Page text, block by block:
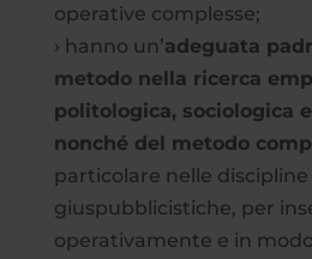
operative complesse;
› hanno un’adeguata
metodo nella ricerca
politologica, sociologica
nonché del metodo
particolare nelle discipline
giuspubblicistiche, per
operativamente e in